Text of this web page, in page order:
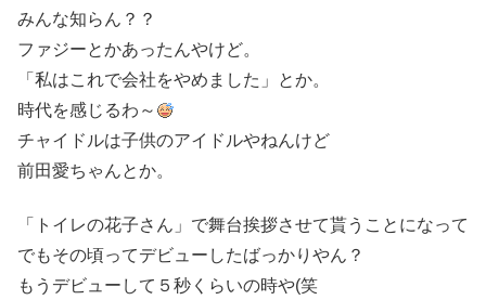
みんな知らん？？
ファジーとかあったんやけど。
「私はこれで会社をやめました」とか。
時代を感じるわ～
チャイドルは子供のアイドルやねんけど
前田愛ちゃんとか。
「トイレの花子さん」で舞台挨拶させて貰うことになって
でもその頃ってデビューしたばっかりやん？
もうデビューして５秒くらいの時や(笑